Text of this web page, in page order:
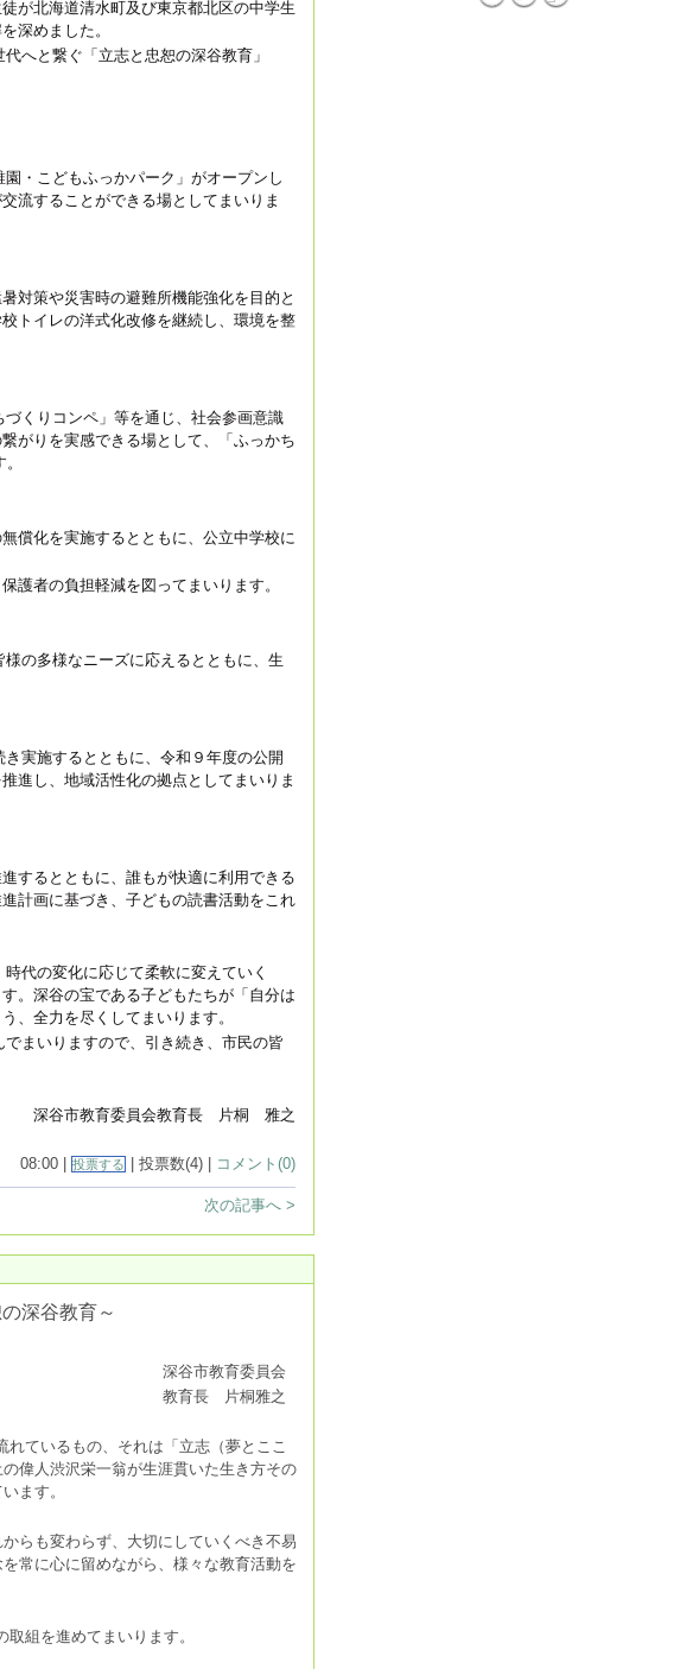
が北海道清水町及び東京都北区の中学生
深めました。
へと繋ぐ「立志と忠恕の深谷教育」
・こどもふっかパーク」がオープンし
流することができる場としてまいりま
対策や災害時の避難所機能強化を目的と
トイレの洋式化改修を継続し、環境を整
くりコンペ」等を通じ、社会参画意識
がりを実感できる場として、「ふっかち
償化を実施するとともに、公立中学校に
護者の負担軽減を図ってまいります。
の多様なニーズに応えるとともに、生
実施するとともに、令和９年度の公開
進し、地域活性化の拠点としてまいりま
するとともに、誰もが快適に利用できる
計画に基づき、子どもの読書活動をこれ
代の変化に応じて柔軟に変えていく
。深谷の宝である子どもたちが「自分は
、全力を尽くしてまいります。
まいりますので、引き続き、市民の皆
深谷市教育委員会教育長 片桐 雅之
08:00 | 投票する | 投票数(4) | コメント(0)
次の記事へ >
深谷教育～
深谷市教育委員会
教育長 片桐雅之
ているもの、それは「立志（夢とここ
偉人渋沢栄一翁が生涯貫いた生き方その
ます。
らも変わらず、大切にしていくべき不易
常に心に留めながら、様々な教育活動を
組を進めてまいります。